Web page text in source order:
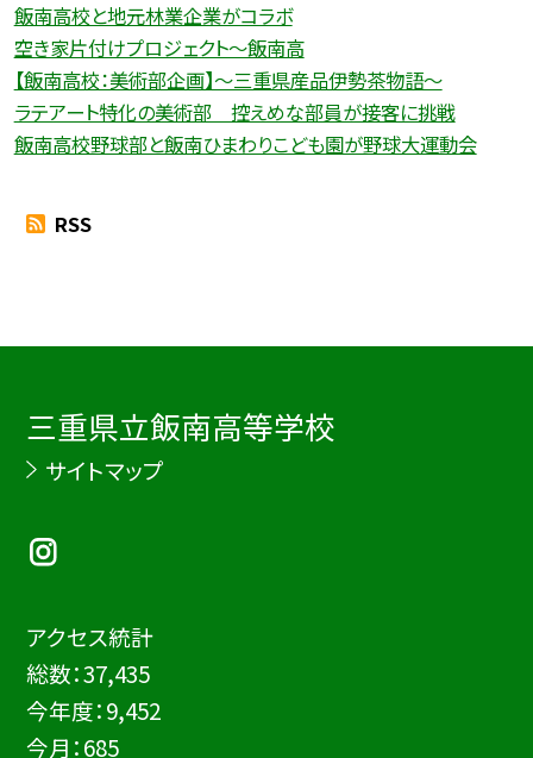
飯南高校と地元林業企業がコラボ
空き家片付けプロジェクト〜飯南高
【飯南高校：美術部企画】〜三重県産品伊勢茶物語〜
ラテアート特化の美術部 控えめな部員が接客に挑戦
飯南高校野球部と飯南ひまわりこども園が野球大運動会
RSS
三重県立飯南高等学校
サイトマップ
アクセス統計
総数：37,435
今年度：9,452
今月：685